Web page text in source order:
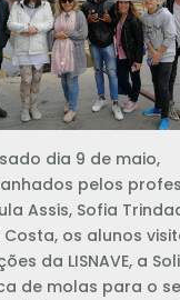
dia 9 de maio,
pelos
Assis, Sofia
Costa, os alunos
da LISNAVE, a
de molas para o